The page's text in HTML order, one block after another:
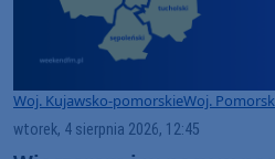
Woj. Kujawsko-pomorskieWoj.
wtorek, 4 sierpnia 2026, 12:45